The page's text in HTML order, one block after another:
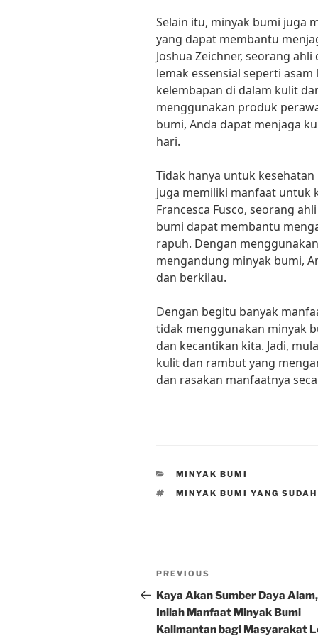
Selain itu, minyak bumi juga
yang dapat membantu
Joshua Zeichner, seorang
lemak essensial seperti
kelembapan di dalam kulit
menggunakan produk
bumi, Anda dapat menjaga
hari.
Tidak hanya untuk
juga memiliki manfaat untuk
Francesca Fusco, seorang
bumi dapat membantu
rapuh. Dengan
mengandung minyak bumi,
dan berkilau.
Dengan begitu banyak
tidak menggunakan minyak
dan kecantikan kita. Jadi,
kulit dan rambut yang
dan rasakan manfaatnya
CATEGORIES
MINYAK BUMI
TAGS
MINYAK BUMI YANG
Post
navigation
Previous
Post
PREVIOUS
Kaya Akan Sumber Daya Alam,
Inilah Manfaat Minyak Bumi
Kalimantan bagi Masyarakat